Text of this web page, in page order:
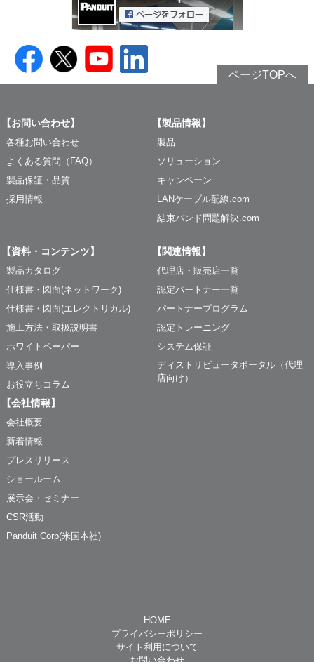
ページTOPへ
【お問い合わせ】
各種お問い合わせ
よくある質問（FAQ）
製品保証・品質
採用情報
【製品情報】
製品
ソリューション
キャンペーン
LANケーブル配線.com
結束バンド問題解決.com
【資料・コンテンツ】
製品カタログ
仕様書・図面(ネットワーク)
仕様書・図面(エレクトリカル)
施工方法・取扱説明書
ホワイトペーパー
導入事例
お役立ちコラム
【関連情報】
代理店・販売店一覧
認定パートナー一覧
パートナープログラム
認定トレーニング
システム保証
ディストリビュータポータル（代理
店向け）
【会社情報】
会社概要
新着情報
プレスリリース
ショールーム
展示会・セミナー
CSR活動
Panduit Corp(米国本社)
HOME
プライバシーポリシー
サイト利用について